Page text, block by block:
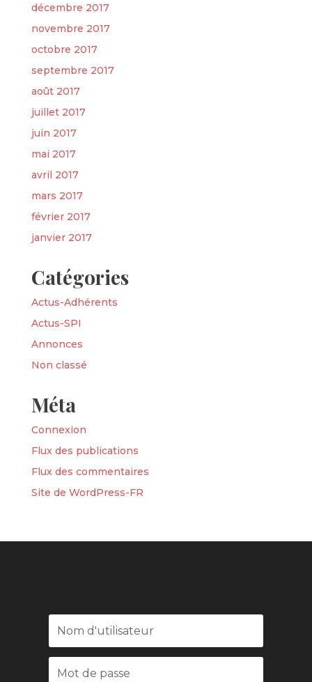
décembre 2017
novembre 2017
octobre 2017
septembre 2017
août 2017
juillet 2017
juin 2017
mai 2017
avril 2017
mars 2017
février 2017
janvier 2017
Catégories
Actus-Adhérents
Actus-SPI
Annonces
Non classé
Méta
Connexion
Flux des publications
Flux des commentaires
Site de WordPress-FR